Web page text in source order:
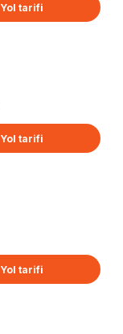
Yol tarifi
Yol tarifi
Yol tarifi